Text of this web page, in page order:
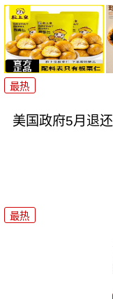
最热
美国政府5月退
最热